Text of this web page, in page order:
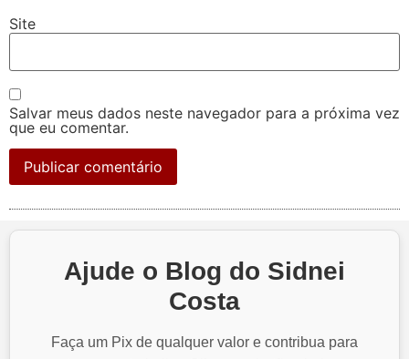
Site
Salvar meus dados neste navegador para a próxima vez
que eu comentar.
Ajude o Blog do Sidnei
Costa
Faça um Pix de qualquer valor e contribua para